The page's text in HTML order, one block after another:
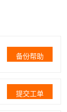
备份帮助
提交工单